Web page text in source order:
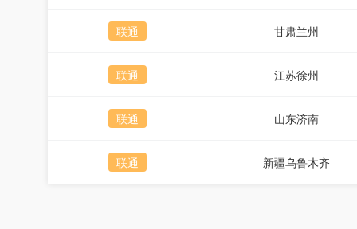
联通 甘肃兰州
联通 江苏徐州
联通 山东济南
联通 新疆乌鲁木齐